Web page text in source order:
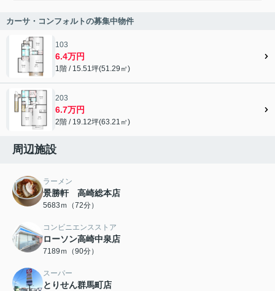
カーサ・コンフォルトの募集中物件
103
6.4万円
1階 / 15.51坪(51.29㎡)
203
6.7万円
2階 / 19.12坪(63.21㎡)
周辺施設
ラーメン
景勝軒 高崎総本店
5683ｍ（72分）
コンビニエンスストア
ローソン高崎中泉店
7189ｍ（90分）
スーパー
とりせん群馬町店